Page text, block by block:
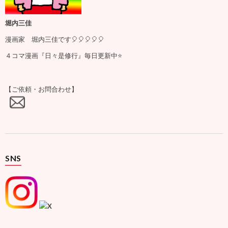
堀内三佳
漫画家 堀内三佳です🎈🎈🎈🎈🎈
４コマ漫画『日々是修行』毎日更新中⭐️
【ご依頼・お問合わせ】
SNS